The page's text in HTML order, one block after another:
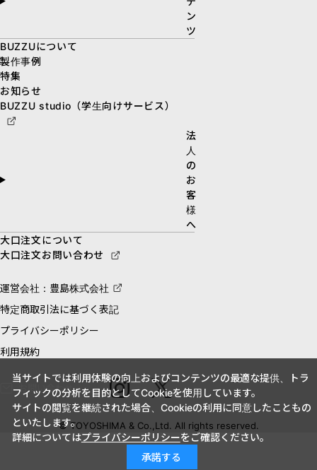
ン
ツ
BUZZUについて
製作事例
特集
お知らせ
BUZZU studio（学生向けサービス）
法
人
の
お
客
様
へ
大口注文について
大口注文お問い合わせ
運営会社：豊島株式会社
特定商取引法に基づく表記
プライバシーポリシー
利用規約
お問い合わせ
© TOYOSHIMA & Co.,Ltd. All rights reserved.
当サイトでは利用体験の向上およびコンテンツの最適な提供、トラ
フィックの分析を目的としてCookieを使用しています。
サイトの閲覧を継続された場合、Cookieの利用に同意したこともの
といたします。
詳細についてはプライバシーポリシーをご確認ください。
承諾する